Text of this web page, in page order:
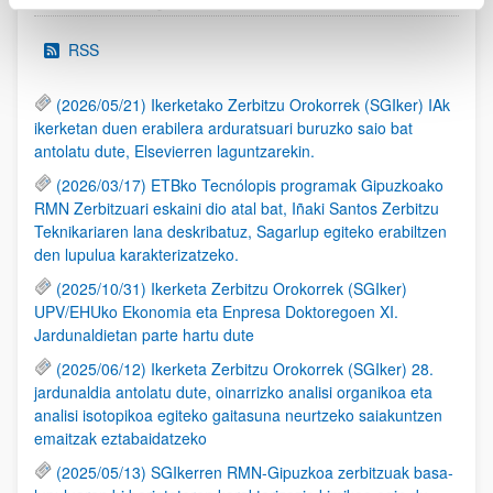
RSS
(2026/05/21) Ikerketako Zerbitzu Orokorrek (SGIker) IAk
ikerketan duen erabilera arduratsuari buruzko saio bat
antolatu dute, Elsevierren laguntzarekin.
(2026/03/17) ETBko Tecnólopis programak Gipuzkoako
RMN Zerbitzuari eskaini dio atal bat, Iñaki Santos Zerbitzu
Teknikariaren lana deskribatuz, Sagarlup egiteko erabiltzen
den lupulua karakterizatzeko.
(2025/10/31) Ikerketa Zerbitzu Orokorrek (SGIker)
UPV/EHUko Ekonomia eta Enpresa Doktoregoen XI.
Jardunaldietan parte hartu dute
(2025/06/12) Ikerketa Zerbitzu Orokorrek (SGIker) 28.
jardunaldia antolatu dute, oinarrizko analisi organikoa eta
analisi isotopikoa egiteko gaitasuna neurtzeko saiakuntzen
emaitzak eztabaidatzeko
(2025/05/13) SGIkerren RMN-Gipuzkoa zerbitzuak basa-